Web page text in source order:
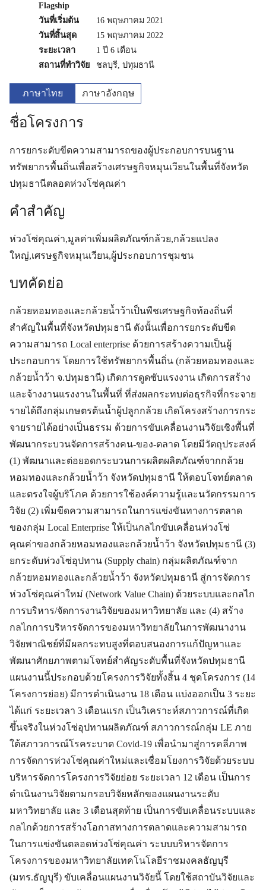
Flagship
วันที่เริ่มต้น
16 พฤษภาคม 2021
วันที่สิ้นสุด
15 พฤษภาคม 2022
ระยะเวลา
1 ปี 6 เดือน
สถานที่ทำวิจัย
ชลบุรี, ปทุมธานี
ภาษาไทย ภาษาอังกฤษ
ชื่อโครงการ
การยกระดับขีดความสามารถของผู้ประกอบการบนฐาน
ทรัพยากรพื้นถิ่นเพื่อสร้างเศรษฐกิจหมุนเวียนในพื้นที่จังหวัด
ปทุมธานีตลอดห่วงโซ่คุณค่า
คำสำคัญ
ห่วงโซ่คุณค่า,มูลค่าเพิ่มผลิตภัณฑ์กล้วย,กล้วยแปลง
ใหญ่,เศรษฐกิจหมุนเวียน,ผู้ประกอบการชุมชน
บทคัดย่อ
กล้วยหอมทองและกล้วยน้ำว้าเป็นพืชเศรษฐกิจท้องถิ่นที่
สำคัญในพื้นที่จังหวัดปทุมธานี ดังนั้นเพื่อการยกระดับขีด
ความสามารถ Local enterprise ด้วยการสร้างความเป็นผู้
ประกอบการ โดยการใช้ทรัพยากรพื้นถิ่น (กล้วยหอมทองและ
กล้วยน้ำว้า จ.ปทุมธานี) เกิดการดูดซับแรงงาน เกิดการสร้าง
และจ้างงานแรงงานในพื้นที่ ที่ส่งผลกระทบต่อธุรกิจที่กระจาย
รายได้ถึงกลุ่มเกษตรต้นน้ำผู้ปลูกกล้วย เกิดโครงสร้างการกระ
จายรายได้อย่างเป็นธรรม ด้วยการขับเคลื่อนงานวิจัยเชิงพื้นที่
พัฒนากระบวนจัดการสร้างคน-ของ-ตลาด โดยมีวัตถุประสงค์
(1) พัฒนาและต่อยอดกระบวนการผลิตผลิตภัณฑ์จากกล้วย
หอมทองและกล้วยน้ำว้า จังหวัดปทุมธานี ให้ตอบโจทย์ตลาด
และตรงใจผู้บริโภค ด้วยการใช้องค์ความรู้และนวัตกรรมการ
วิจัย (2) เพิ่มขีดความสามารถในการแข่งขันทางการตลาด
ของกลุ่ม Local Enterprise ให้เป็นกลไกขับเคลื่อนห่วงโซ่
คุณค่าของกล้วยหอมทองและกล้วยน้ำว้า จังหวัดปทุมธานี (3)
ยกระดับห่วงโซ่อุปทาน (Supply chain) กลุ่มผลิตภัณฑ์จาก
กล้วยหอมทองและกล้วยน้ำว้า จังหวัดปทุมธานี สู่การจัดการ
ห่วงโซ่คุณค่าใหม่ (Network Value Chain) ด้วยระบบและกลไก
การบริหาร/จัดการงานวิจัยของมหาวิทยาลัย และ (4) สร้าง
กลไกการบริหารจัดการของมหาวิทยาลัยในการพัฒนางาน
วิจัยพาณิชย์ที่มีผลกระทบสูงที่ตอบสนองการแก้ปัญหาและ
พัฒนาศักยภาพตามโจทย์สำคัญระดับพื้นที่จังหวัดปทุมธานี
แผนงานนี้ประกอบด้วยโครงการวิจัยทั้งสิ้น 4 ชุดโครงการ (14
โครงการย่อย) มีการดำเนินงาน 18 เดือน แบ่งออกเป็น 3 ระยะ
ได้แก่ ระยะเวลา 3 เดือนแรก เป็นวิเคราะห์สภาวการณ์ที่เกิด
ขึ้นจริงในห่วงโซ่อุปทานผลิตภัณฑ์ สภาวการณ์กลุ่ม LE ภาย
ใต้สภาวการณ์โรคระบาด Covid-19 เพื่อนำมาสู่การคลี่ภาพ
การจัดการห่วงโซ่คุณค่าใหม่และเชื่อมโยงการวิจัยด้วยระบบ
บริหารจัดการโครงการวิจัยย่อย ระยะเวลา 12 เดือน เป็นการ
ดำเนินงานวิจัยตามกรอบวิจัยหลักของแผนงานระดับ
มหาวิทยาลัย และ 3 เดือนสุดท้าย เป็นการขับเคลื่อนระบบและ
กลไกด้วยการสร้างโอกาสทางการตลาดและความสามารถ
ในการแข่งขันตลอดห่วงโซ่คุณค่า ระบบบริหารจัดการ
โครงการของมหาวิทยาลัยเทคโนโลยีราชมงคลธัญบุรี
(มทร.ธัญบุรี) ขับเคลื่อนแผนงานวิจัยนี้ โดยใช้สถาบันวิจัยและ